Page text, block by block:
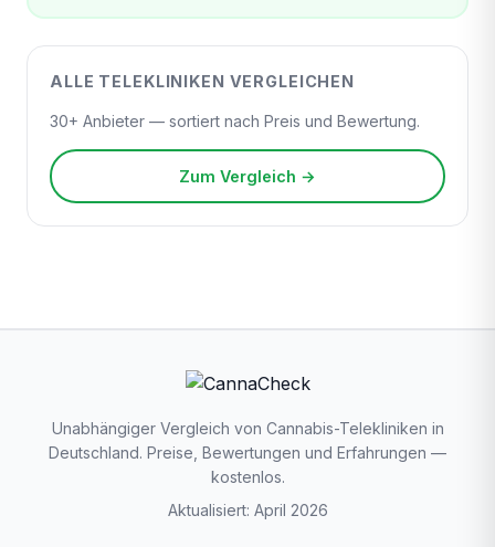
ALLE TELEKLINIKEN VERGLEICHEN
30+ Anbieter — sortiert nach Preis und Bewertung.
Zum Vergleich →
Unabhängiger Vergleich von Cannabis-Telekliniken in
Deutschland. Preise, Bewertungen und Erfahrungen —
kostenlos.
Aktualisiert: April 2026